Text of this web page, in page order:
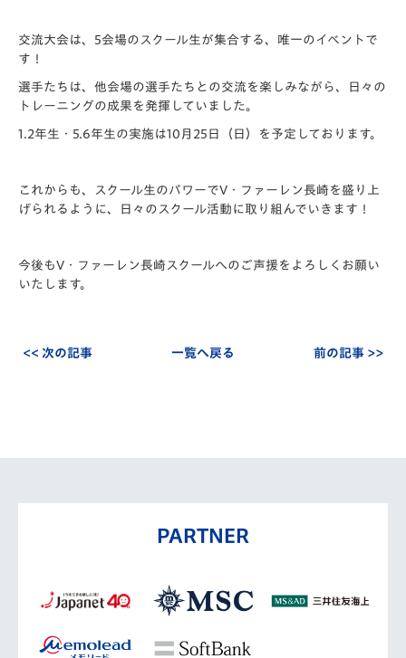
交流大会は、5会場のスクール生が集合する、唯一のイベントで
す！
選手たちは、他会場の選手たちとの交流を楽しみながら、日々の
トレーニングの成果を発揮していました。
1.2年生・5.6年生の実施は10月25日（日）を予定しております。
これからも、スクール生のパワーでV・ファーレン長崎を盛り上
げられるように、日々のスクール活動に取り組んでいきます！
今後もV・ファーレン長崎スクールへのご声援をよろしくお願い
いたします。
<< 次の記事 一覧へ戻る 前の記事 >>
PARTNER